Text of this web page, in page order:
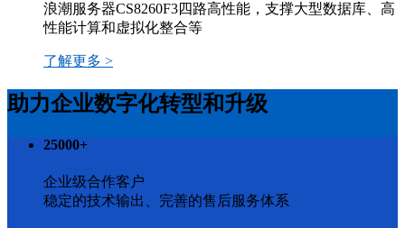
浪潮服务器CS8260F3四路高性能，支撑大型数据库、高
性能计算和虚拟化整合等
了解更多 >
助力企业数字化转型和升级
25000+
企业级合作客户
稳定的技术输出、完善的售后服务体系